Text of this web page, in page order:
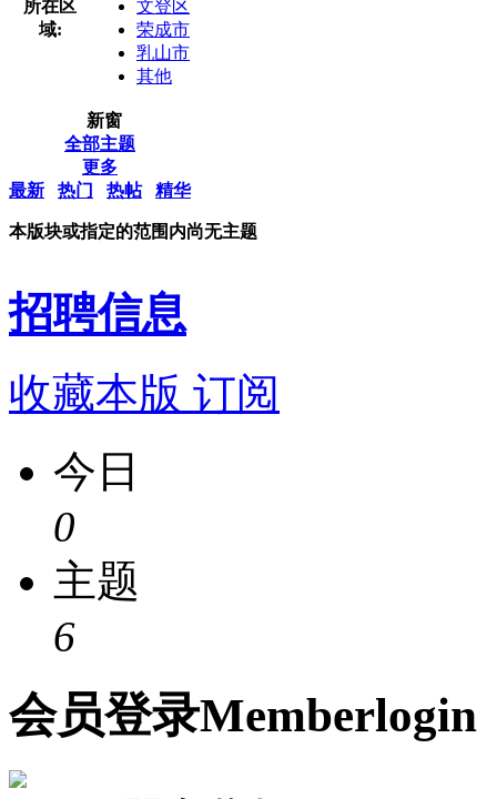
所在区
域:
文登区
荣成市
乳山市
其他
新窗
全部主题
更多
最新
热门 热帖 精华
本版块或指定的范围内尚无主题
招聘信息
收藏本版 订阅
今日
0
主题
6
会员登录Memberlogin